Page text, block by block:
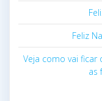
Feliz
Veja como vai
as